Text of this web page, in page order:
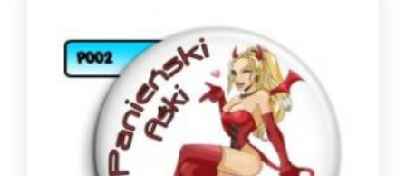
do
1,49 zł